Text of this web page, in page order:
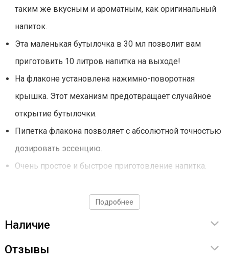
таким же вкусным и ароматным, как оригинальный
напиток.
Эта маленькая бутылочка в 30 мл позволит вам
приготовить 10 литров напитка на выходе!
На флаконе установлена нажимно-поворотная
крышка. Этот механизм предотвращает случайное
открытие бутылочки.
Пипетка флакона позволяет с абсолютной точностью
дозировать эссенцию.
Очень простое и быстрое приготовление напитка.
Способ применения
Содержимое флакона добавить в самогон или
Подробнее
Наличие
Отзывы